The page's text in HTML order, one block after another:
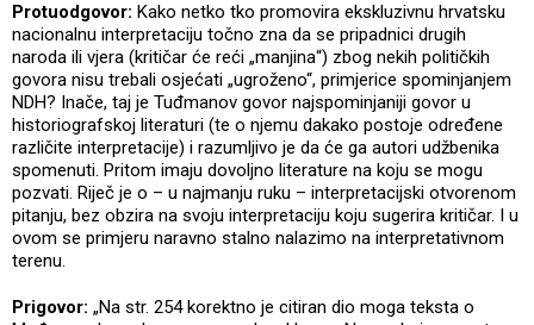
Protuodgovor: Kako netko tko promovira ekskluzivnu hrvatsku
nacionalnu interpretaciju točno zna da se pripadnici drugih
naroda ili vjera (kritičar će reći „manjina“) zbog nekih političkih
govora nisu trebali osjećati „ugroženo“, primjerice spominjanjem
NDH? Inače, taj je Tuđmanov govor najspominjaniji govor u
historiografskoj literaturi (te o njemu dakako postoje određene
različite interpretacije) i razumljivo je da će ga autori udžbenika
spomenuti. Pritom imaju dovoljno literature na koju se mogu
pozvati. Riječ je o – u najmanju ruku – interpretacijski otvorenom
pitanju, bez obzira na svoju interpretaciju koju sugerira kritičar. I u
ovom se primjeru naravno stalno nalazimo na interpretativnom
terenu.
Prigovor: „Na str. 254 korektno je citiran dio moga teksta o